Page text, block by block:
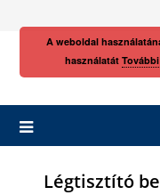
Légtisztító
A weboldal
használatát